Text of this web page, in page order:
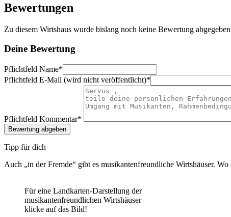
Bewertungen
Zu diesem Wirtshaus wurde bislang noch keine Bewertung
Deine Bewertung
Pflichtfeld Name*
Pflichtfeld E-Mail (wird nicht veröffentlicht)*
Pflichtfeld Kommentar*
Tipp für dich
Auch „in der Fremde“ gibt es musikantenfreundliche Wirtshäuser.
Für eine Landkarten-Darstellung der
musikantenfreundlichen Wirtshäuser
klicke auf das Bild!